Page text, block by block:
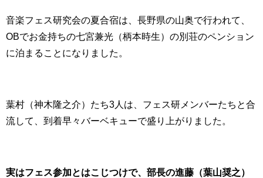
音楽フェス研究会の夏合宿は、長野県の山奥で行われて、
OBでお金持ちの七宮兼光（柄本時生）の別荘のペンション
に泊まることになりました。
葉村（神木隆之介）たち3人は、フェス研メンバーたちと合
流して、到着早々バーベキューで盛り上がりました。
実はフェス参加とはこじつけで、部長の進藤（葉山奨之）